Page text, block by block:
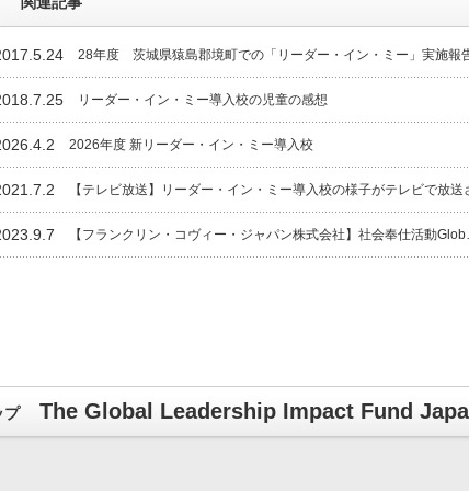
28年度 茨城県猿島郡境町での「リーダー・イン・ミー」実施報
リーダー・イン・ミー導入校の児童の感想
2026年度 新リーダー・イン・ミー導入校
【テレビ放送】リーダー・イン・ミー導入校の様子がテレビで放送
【フランクリン・コヴィー・ジャパン株式会社】社会奉仕活動
プ The Global Leadership Impact Fund